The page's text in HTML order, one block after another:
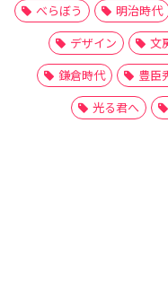
べらぼう
明治時代
デザイン
文
鎌倉時代
豊臣
光る君へ